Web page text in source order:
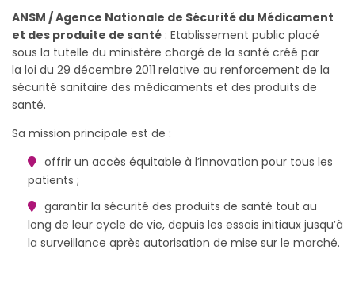
ANSM / Agence Nationale de Sécurité du Médicament
et des produite de santé : Etablissement public placé
sous la tutelle du ministère chargé de la santé créé par
la loi du 29 décembre 2011 relative au renforcement de la
sécurité sanitaire des médicaments et des produits de
santé.
Sa mission principale est de :
offrir un accès équitable à l’innovation pour tous les
patients ;
garantir la sécurité des produits de santé tout au
long de leur cycle de vie, depuis les essais initiaux jusqu’à
la surveillance après autorisation de mise sur le marché.